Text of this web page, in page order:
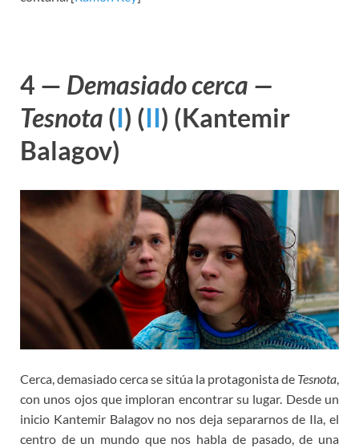
4 — Demasiado cerca —
Tesnota (I) (II) (Kantemir
Balagov)
Cerca, demasiado cerca se sitúa la protagonista de Tesnota,
con unos ojos que imploran encontrar su lugar. Desde un
inicio Kantemir Balagov no nos deja separarnos de Ila, el
centro de un mundo que nos habla de pasado, de una